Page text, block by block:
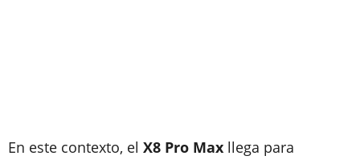
En este contexto, el X8 Pro Max llega para